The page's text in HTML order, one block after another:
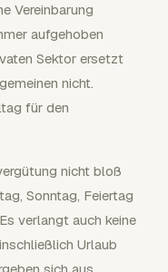
Vereinbarung
aufgehoben
Sektor ersetzt
nicht.
für den
nicht bloß
Sonntag, Feiertag
verlangt auch keine
Urlaub